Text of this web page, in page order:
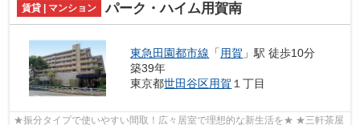
賃貸 | マンション パーク・ハイム用賀南
東急田園都市線 「 用賀 」駅 徒歩10分
築39年
東京都世田谷区用賀 １丁目
★振分タイプで使いやすい間取！広々居室で理想的な新生活を★ ★三軒茶屋